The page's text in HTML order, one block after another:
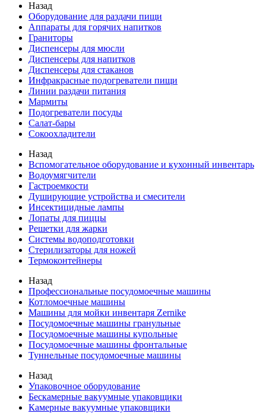
Назад
Оборудование для раздачи пищи
Аппараты для горячих напитков
Граниторы
Диспенсеры для мюсли
Диспенсеры для напитков
Диспенсеры для стаканов
Инфракрасные подогреватели пищи
Линии раздачи питания
Мармиты
Подогреватели посуды
Салат-бары
Сокоохладители
Назад
Вспомогательное оборудование и кухонный инвентарь
Водоумягчители
Гастроемкости
Душирующие устройства и смесители
Инсектицидные лампы
Лопаты для пиццы
Решетки для жарки
Системы водоподготовки
Стерилизаторы для ножей
Термоконтейнеры
Назад
Профессиональные посудомоечные машины
Котломоечные машины
Машины для мойки инвентаря Zernike
Посудомоечные машины гранульные
Посудомоечные машины купольные
Посудомоечные машины фронтальные
Туннельные посудомоечные машины
Назад
Упаковочное оборудование
Бескамерные вакуумные упаковщики
Камерные вакуумные упаковщики